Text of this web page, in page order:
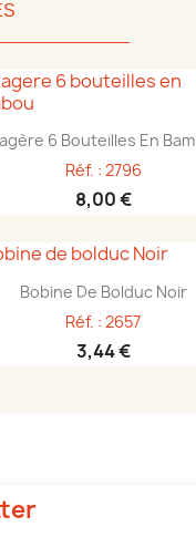
Aperçu rapide
6 Bouteilles En
Réf. : 2796
8,00 €
Aperçu rapide
Bobine De Bolduc Noir
Réf. : 2657
3,44 €